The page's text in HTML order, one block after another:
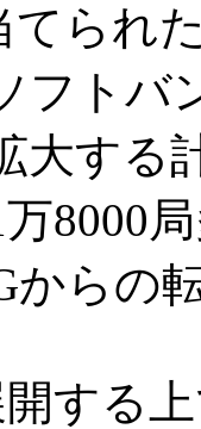
てられ
フトバ
大する
8000
からの
する